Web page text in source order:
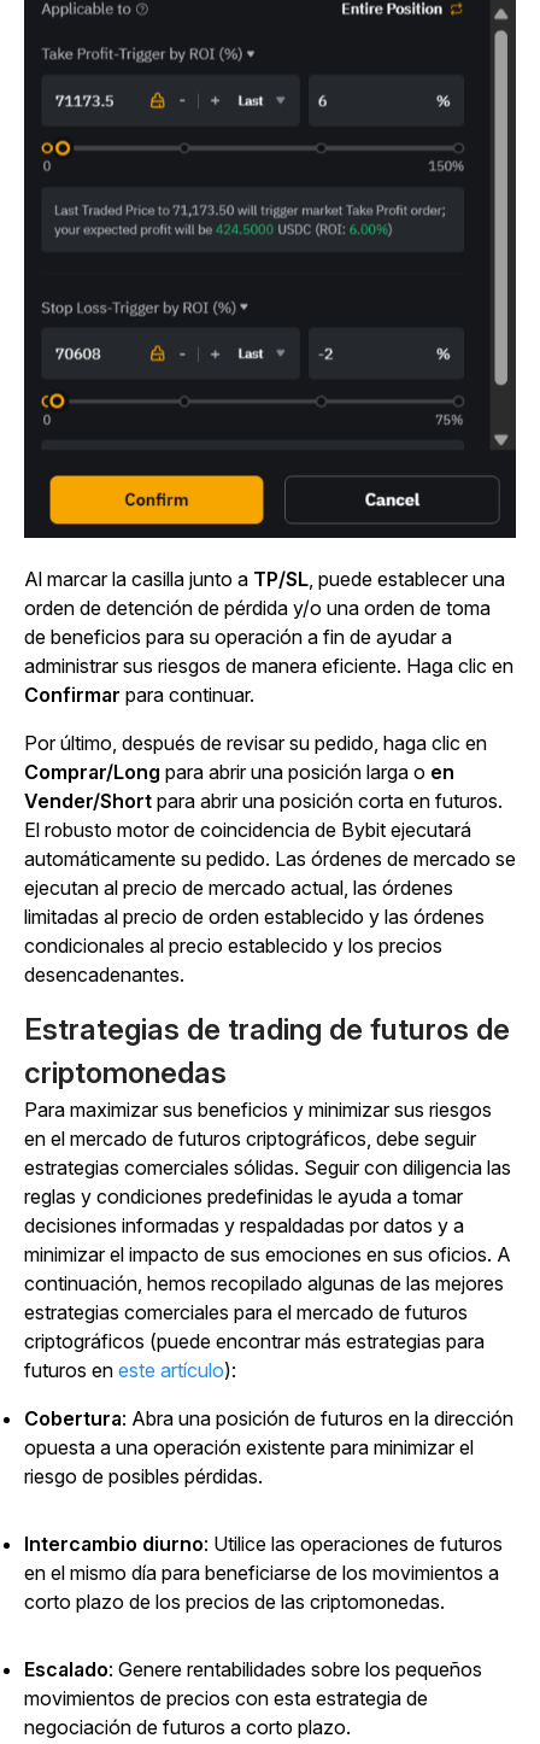
Al marcar la casilla junto a TP/SL , puede establecer una
orden de detención de pérdida y/o una orden de toma
de beneficios para su operación a fin de ayudar a
administrar sus riesgos de manera eficiente. Haga clic en
Confirmar para continuar.
Por último, después de revisar su pedido, haga clic en
Comprar/Long para abrir una posición larga o en
Vender/Short para abrir una posición corta en futuros.
El robusto motor de coincidencia de Bybit ejecutará
automáticamente su pedido. Las órdenes de mercado se
ejecutan al precio de mercado actual, las órdenes
limitadas al precio de orden establecido y las órdenes
condicionales al precio establecido y los precios
desencadenantes.
Estrategias de trading de futuros de
criptomonedas
Para maximizar sus beneficios y minimizar sus riesgos
en el mercado de futuros criptográficos, debe seguir
estrategias comerciales sólidas. Seguir con diligencia las
reglas y condiciones predefinidas le ayuda a tomar
decisiones informadas y respaldadas por datos y a
minimizar el impacto de sus emociones en sus oficios. A
continuación, hemos recopilado algunas de las mejores
estrategias comerciales para el mercado de futuros
criptográficos (puede encontrar más estrategias para
futuros en este artículo):
Cobertura: Abra una posición de futuros en la dirección
opuesta a una operación existente para minimizar el
riesgo de posibles pérdidas.
Intercambio diurno: Utilice las operaciones de futuros
en el mismo día para beneficiarse de los movimientos a
corto plazo de los precios de las criptomonedas.
Escalado: Genere rentabilidades sobre los pequeños
movimientos de precios con esta estrategia de
negociación de futuros a corto plazo.